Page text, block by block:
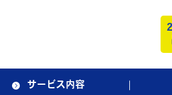
サービス内容